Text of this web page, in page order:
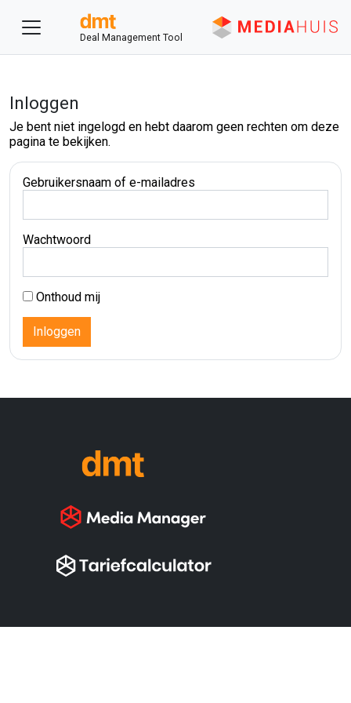
Deal Management Tool
Inloggen
Je bent niet ingelogd en hebt daarom geen rechten om deze
pagina te bekijken.
Gebruikersnaam of e-mailadres
Wachtwoord
Onthoud mij